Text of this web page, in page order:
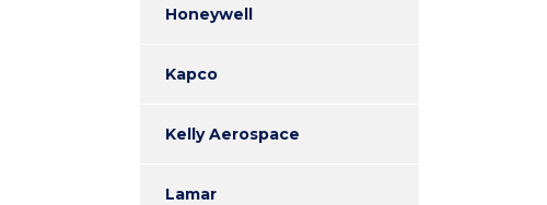
Honeywell
Kapco
Kelly Aerospace
Lamar